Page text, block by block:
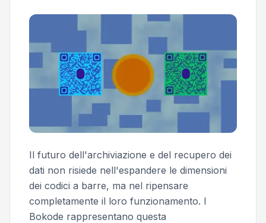
Il futuro dell'archiviazione e del recupero dei
dati non risiede nell'espandere le dimensioni
dei codici a barre, ma nel ripensare
completamente il loro funzionamento. I
Bokode rappresentano questa